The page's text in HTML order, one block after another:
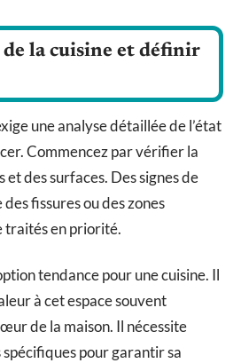
de la cuisine et définir
une analyse détaillée de l’état
Commencez par vérifier la
des surfaces. Des signes de
fissures ou des zones
traités en priorité.
tendance pour une cuisine. Il
à cet espace souvent
de la maison. Il nécessite
pour garantir sa